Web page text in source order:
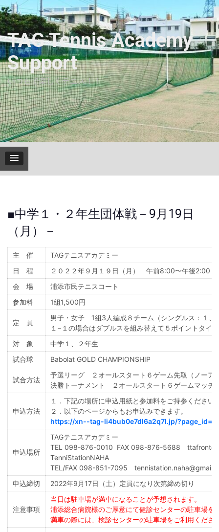
Skip
to
content
TAG Tennis Academy
Support
いつもで楽しくテニス！！
■中学１・２年生団体戦－9月19日
（月）－
主 催
TAGテニスアカデミー
日 程
２０２２年９月１９日（月） 午前8:00〜午後2:00
会 場
浦添市民テニスコート
参加料
1組1,500円
定 員
男子・女子 1組3人編成８チーム（シングルス：１、
１−１の場合はダブルスを組み替えて５ポイントタイ
対 象
中学１、２年生
試合球
Babolat GOLD CHAMPIONSHIP
試合方法
予選リーグ ２オールスタート６ゲーム先取（ノーア
決勝トーナメント ２オールスタート６ゲームマッチ
申込方法
１．下記の場所に申込用紙と参加料をご持参ください
２．以下のページからもお申込みできます。
https://xn--tag-li4bub0e7dl6a2q7l.jp/
申込場所
TAGテニスアカデミー
TEL 098-876-0010 FAX 098-876-5688
TenniStationNAHA
TEL/FAX 098-851-7095
申込締切
2022年9月17日（土）定員になり次第締め切り
注意事項
当日は駐車場が満車になることが予想されます。
浦添総合病院様のご厚意にて健診センターの駐車場を
満車の際には、検診センターの駐車場をご利用くださ